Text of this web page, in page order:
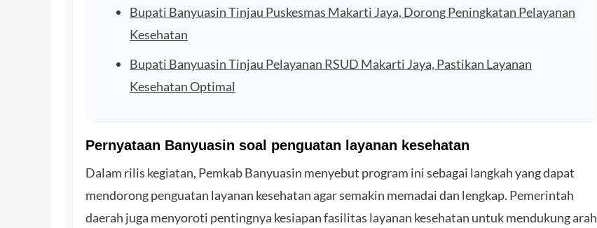
Bupati Banyuasin Tinjau Puskesmas Makarti Jaya, Dorong Peningkatan Pelayanan
Kesehatan
Bupati Banyuasin Tinjau Pelayanan RSUD Makarti Jaya, Pastikan Layanan
Kesehatan Optimal
Pernyataan Banyuasin soal penguatan layanan kesehatan
Dalam rilis kegiatan, Pemkab Banyuasin menyebut program ini sebagai langkah yang dapat
mendorong penguatan layanan kesehatan agar semakin memadai dan lengkap. Pemerintah
daerah juga menyoroti pentingnya kesiapan fasilitas layanan kesehatan untuk mendukung arah